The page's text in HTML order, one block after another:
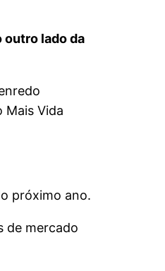
outro lado da
Mais Vida
próximo ano.
de mercado